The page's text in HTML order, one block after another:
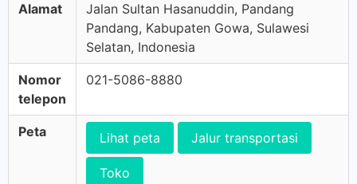
Alamat
Jalan Sultan Hasanuddin, Pandang
Pandang, Kabupaten Gowa, Sulawesi
Selatan, Indonesia
Nomor
telepon
021-5086-8880
Peta Lihat peta Jalur transportasi
Toko